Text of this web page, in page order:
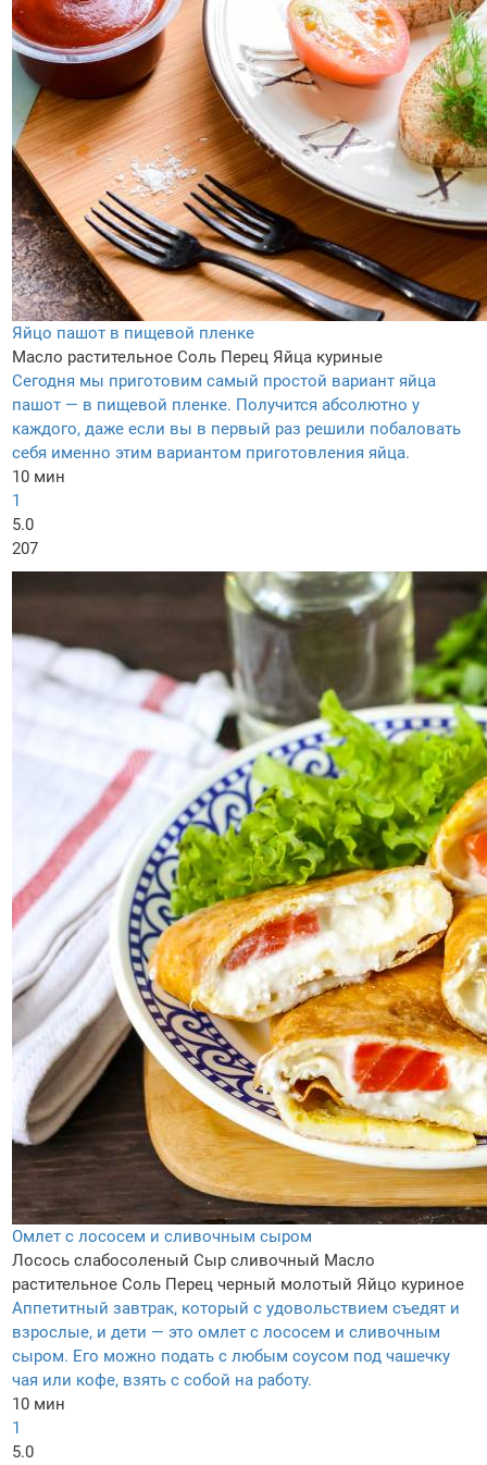
Яйцо пашот в пищевой пленке
Масло растительное Соль Перец Яйца куриные
Сегодня мы приготовим самый простой вариант яйца
пашот — в пищевой пленке. Получится абсолютно у
каждого, даже если вы в первый раз решили побаловать
себя именно этим вариантом приготовления яйца.
10 мин
1
5.0
207
Омлет с лососем и сливочным сыром
Лосось слабосоленый Сыр сливочный Масло
растительное Соль Перец черный молотый Яйцо куриное
Аппетитный завтрак, который с удовольствием съедят и
взрослые, и дети — это омлет с лососем и сливочным
сыром. Его можно подать с любым соусом под чашечку
чая или кофе, взять с собой на работу.
10 мин
1
5.0